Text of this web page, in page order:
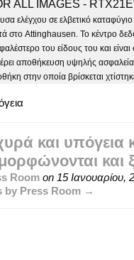
ελέγχου σε ελβετικό καταφύγιο
στο Attinghausen. Το κέντρο
του είδους του και
αποθήκευση υψηλής
στην οποία βρίσκεται
και υπόγεια
και
Room on 15 Ιανουαρίου,
by Press Room →